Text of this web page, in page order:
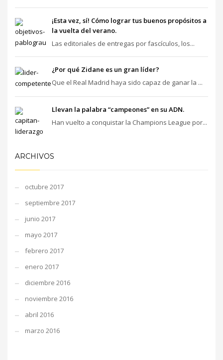
¡Esta vez, sí! Cómo lograr tus buenos propósitos a
la vuelta del verano.
Las editoriales de entregas por fascículos, los...
¿Por qué Zidane es un gran líder?
Que el Real Madrid haya sido capaz de ganar la ...
Llevan la palabra “campeones” en su ADN.
Han vuelto a conquistar la Champions League por...
ARCHIVOS
octubre 2017
septiembre 2017
junio 2017
mayo 2017
febrero 2017
enero 2017
diciembre 2016
noviembre 2016
abril 2016
marzo 2016